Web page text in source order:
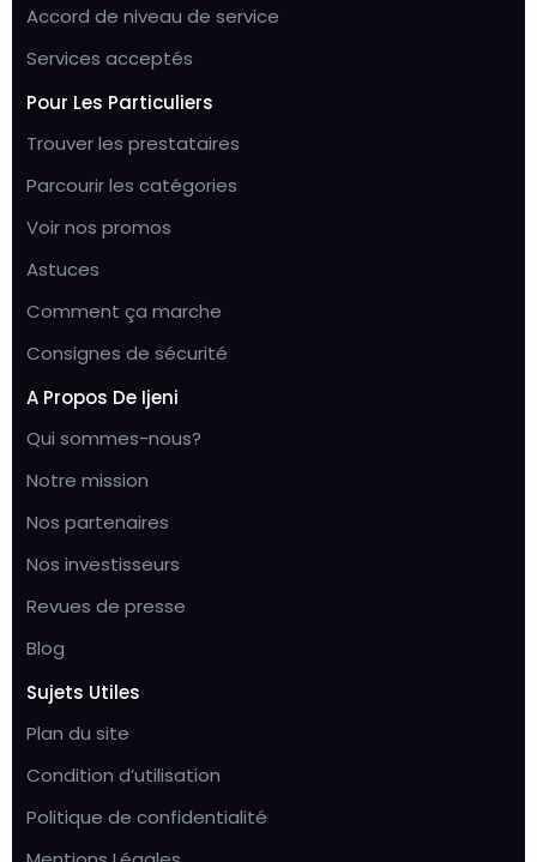
Accord de niveau de service
Services acceptés
Pour Les Particuliers
Trouver les prestataires
Parcourir les catégories
Voir nos promos
Astuces
Comment ça marche
Consignes de sécurité
A Propos De Ijeni
Qui sommes-nous?
Notre mission
Nos partenaires
Nos investisseurs
Revues de presse
Blog
Sujets Utiles
Plan du site
Condition d’utilisation
Politique de confidentialité